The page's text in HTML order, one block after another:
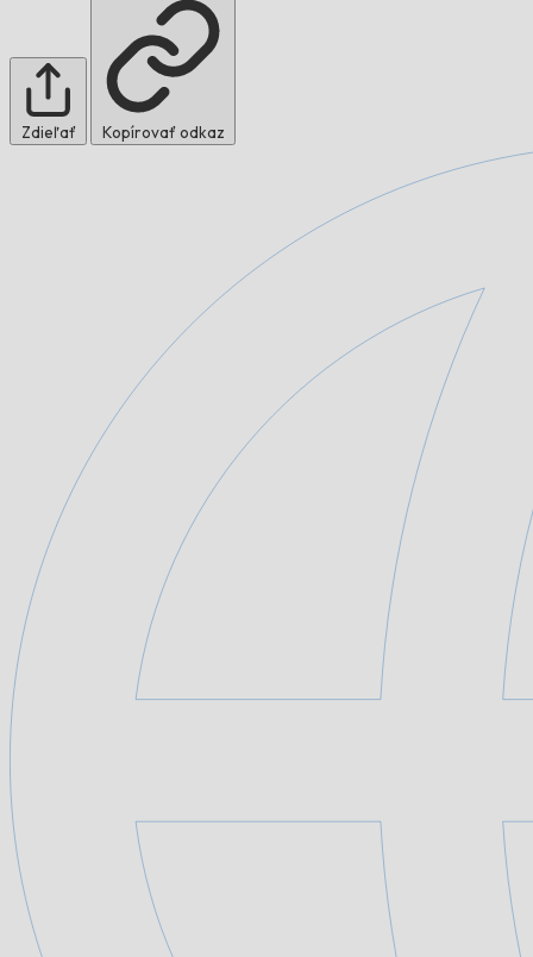
Zdieľať Kopírovať odkaz